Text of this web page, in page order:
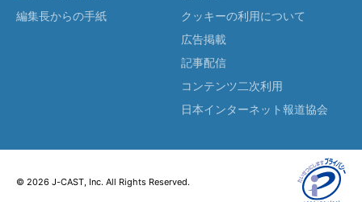
編集長からの手紙
クッキーの利用について
広告掲載
記事配信
コンテンツ二次利用
日本インターネット報道協会
© 2026 J-CAST, Inc. All Rights Reserved.